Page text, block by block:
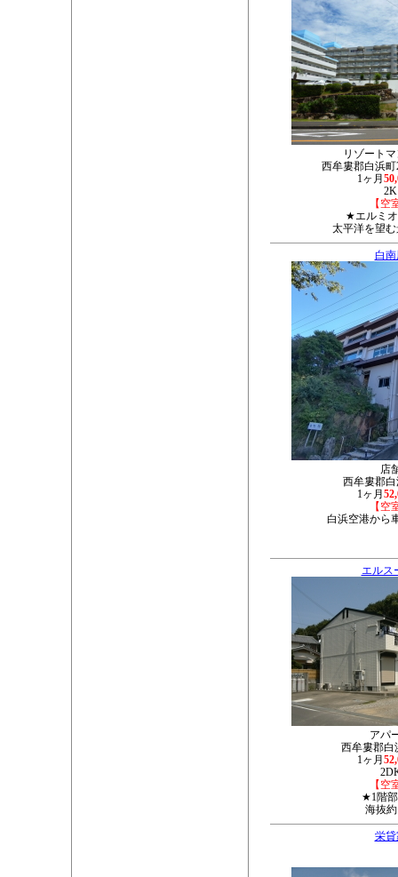
リゾート
西牟婁郡白浜町
1ヶ月
2K
【空
★エルミ
太平洋を望
白南
店
西牟婁郡白
1ヶ月
【空
白浜空港から
エルス
アパ
西牟婁郡白
1ヶ月
【空
★1階
海抜約
栄貸